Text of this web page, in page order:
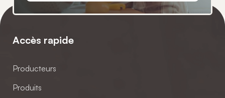
Accès rapide
Producteurs
Produits